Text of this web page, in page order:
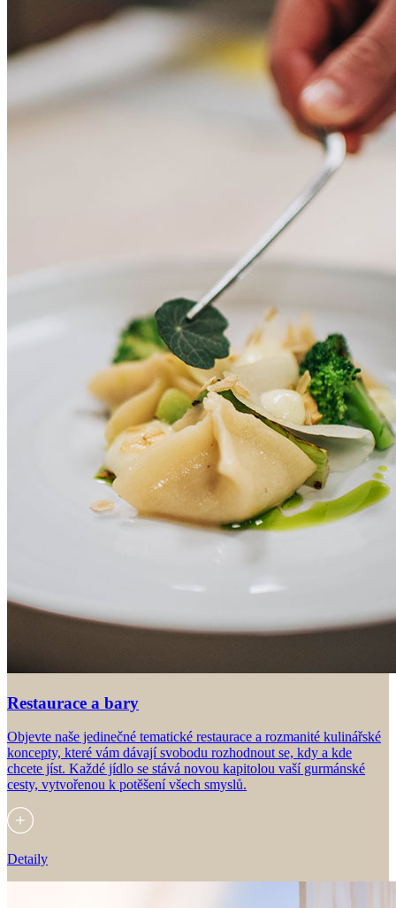
Restaurace a bary
Objevte naše jedinečné tematické restaurace a rozmanité kulinářské
koncepty, které vám dávají svobodu rozhodnout se, kdy a kde
chcete jíst. Každé jídlo se stává novou kapitolou vaší gurmánské
cesty, vytvořenou k potěšení všech smyslů.
Detaily